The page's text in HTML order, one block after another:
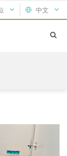
中文